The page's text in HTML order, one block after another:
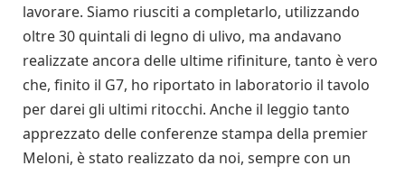
lavorare. Siamo riusciti a completarlo, utilizzando
oltre 30 quintali di legno di ulivo, ma andavano
realizzate ancora delle ultime rifiniture, tanto è vero
che, finito il G7, ho riportato in laboratorio il tavolo
per darei gli ultimi ritocchi. Anche il leggio tanto
apprezzato delle conferenze stampa della premier
Meloni, è stato realizzato da noi, sempre con un